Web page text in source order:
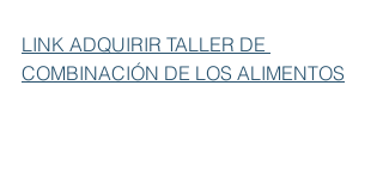
LINK ADQUIRIR TALLER DE
COMBINACIÓN DE LOS ALIMENTOS